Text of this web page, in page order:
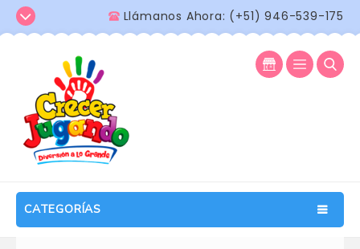
Llámanos Ahora: (+51) 946-539-175
CATEGORÍAS